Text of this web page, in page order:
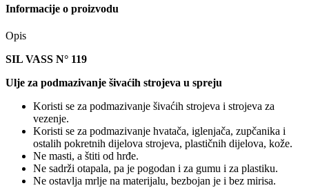
Informacije o proizvodu
Opis
SIL VASS N° 119
Ulje za podmazivanje šivaćih strojeva u spreju
Koristi se za podmazivanje šivaćih strojeva i strojeva za
vezenje.
Koristi se za podmazivanje hvatača, iglenjača, zupčanika i
ostalih pokretnih dijelova strojeva, plastičnih dijelova, kože.
Ne masti, a štiti od hrđe.
Ne sadrži otapala, pa je pogodan i za gumu i za plastiku.
Ne ostavlja mrlje na materijalu, bezbojan je i bez mirisa.